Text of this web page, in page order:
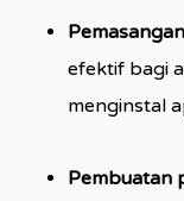
efektif bagi
menginstal
Pembuatan